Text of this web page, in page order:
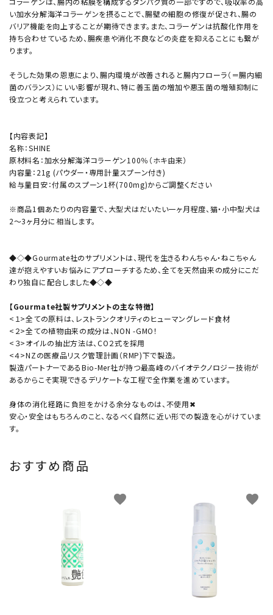
い加水分解海洋コラーゲンを摂ることで、腸壁の細胞の修復が促され、腸の
バリア機能を向上することが期待できます。また、コラーゲンは抗酸化作用を
持ち合わせているため、腸疾患や消化不良などの炎症を抑えることにも繋が
ります。
そうした効果の恩恵により、腸内環境が改善されると腸内フローラ（＝腸内細
菌のバランス）にいい影響が現れ、特に善玉菌の増加や悪玉菌の増殖抑制に
役立つと考えられています。
【内容表記】
名称：SHINE
原材料名：加水分解海洋コラーゲン100％（ホキ由来）
内容量：21g (パウダー・専用計量スプーン付き)
給与量目安：付属のスプーン1杯(700mg)からご調整ください
※商品1個あたりの内容量で、大型犬はだいたい一ヶ月程度、猫・小中型犬は
2～3ヶ月分に相当します。
◆◇◆Gourmate社のサプリメントは、現代を生きるわんちゃん・ねこちゃん
達が抱えやすいお悩みにアプローチするため、全てを天然由来の成分にこだ
わり独自に配合しました◆◇◆
【Gourmate社製サプリメントの主な特徴】
<１>全ての原料は、レストランクオリティのヒューマングレード食材
<２>全ての植物由来の成分は、NON -GMO！
<３>オイルの抽出方法は、CO２式を採用
<４>NZの医療品リスク管理計画（RMP)下で製造。
製造パートナーであるBio-Mer社が持つ最高峰のバイオテクノロジー技術が
あるからこそ実現できるデリケートな工程で全作業を進めています。
身体の消化経路に負担をかける余分なものは、不使用✖
安心・安全はもちろんのこと、なるべく自然に近い形での製造を心がけていま
す。
おすすめ商品
favorite favorite